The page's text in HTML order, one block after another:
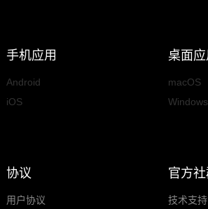
手机应用
Android
iOS
桌面应
macOS
Windows
协议
用户协议
官方
技术支